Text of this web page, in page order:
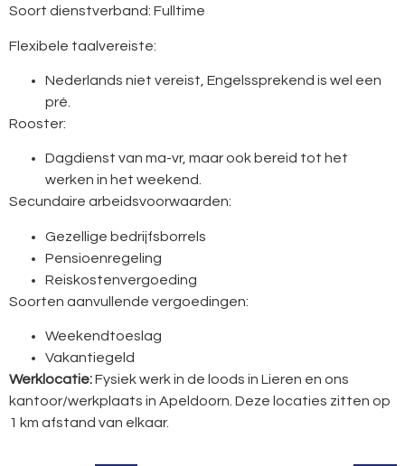
Soort dienstverband: Fulltime
Flexibele taalvereiste:
Nederlands niet vereist, Engelssprekend is wel een
pré.
Rooster:
Dagdienst van ma-vr, maar ook bereid tot het
werken in het weekend.
Secundaire arbeidsvoorwaarden:
Gezellige bedrijfsborrels
Pensioenregeling
Reiskostenvergoeding
Soorten aanvullende vergoedingen:
Weekendtoeslag
Vakantiegeld
Werklocatie:Fysiek werk in de loods in Lieren en ons
kantoor/werkplaats in Apeldoorn. Deze locaties zitten op
1 km afstand van elkaar.